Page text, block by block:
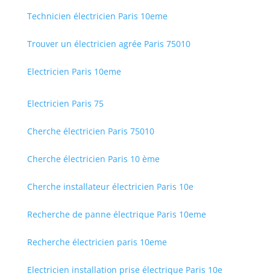
Technicien électricien Paris 10eme
Trouver un électricien agrée Paris 75010
Electricien Paris 10eme
Electricien Paris 75
Cherche électricien Paris 75010
Cherche électricien Paris 10 ème
Cherche installateur électricien Paris 10e
Recherche de panne électrique Paris 10eme
Recherche électricien paris 10eme
Electricien installation prise électrique Paris 10e